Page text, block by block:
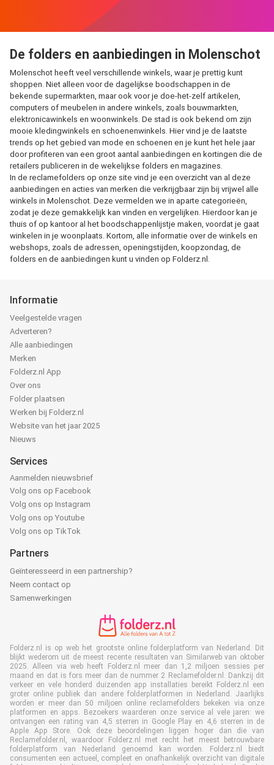
De folders en aanbiedingen in Molenschot
Molenschot heeft veel verschillende winkels, waar je prettig kunt
shoppen. Niet alleen voor de dagelijkse boodschappen in de
bekende supermarkten, maar ook voor je doe-het-zelf artikelen,
computers of meubelen in andere winkels, zoals bouwmarkten,
elektronicawinkels en woonwinkels. De stad is ook bekend om zijn
mooie kledingwinkels en schoenenwinkels. Hier vind je de laatste
trends op het gebied van mode en schoenen en je kunt het hele jaar
door profiteren van een groot aantal aanbiedingen en kortingen die de
retailers publiceren in de wekelijkse folders en magazines.
In de reclamefolders op onze site vind je een overzicht van al deze
aanbiedingen en acties van merken die verkrijgbaar zijn bij vrijwel alle
winkels in Molenschot. Deze vermelden we in aparte categorieën,
zodat je deze gemakkelijk kan vinden en vergelijken. Hierdoor kan je
thuis of op kantoor al het boodschappenlijstje maken, voordat je gaat
winkelen in je woonplaats. Kortom, alle informatie over de winkels en
webshops, zoals de adressen, openingstijden, koopzondag, de
folders en de aanbiedingen kunt u vinden op Folderz.nl.
Informatie
Veelgestelde vragen
Adverteren?
Alle aanbiedingen
Merken
Folderz.nl App
Over ons
Folder plaatsen
Werken bij Folderz.nl
Website van het jaar 2025
Nieuws
Services
Aanmelden nieuwsbrief
Volg ons op Facebook
Volg ons op Instagram
Volg ons op Youtube
Volg ons op TikTok
Partners
Geïnteresseerd in een partnership?
Neem contact op
Samenwerkingen
Folderz.nl is op web het grootste online folderplatform van Nederland. Dit
blijkt wederom uit de meest recente resultaten van Similarweb van oktober
2025. Alleen via web heeft Folderz.nl meer dan 1,2 miljoen sessies per
maand en dat is fors meer dan de nummer 2 Reclamefolder.nl. Dankzij dit
verkeer en vele honderd duizenden app installaties bereikt Folderz.nl een
groter online publiek dan andere folderplatformen in Nederland. Jaarlijks
worden er meer dan 50 miljoen online reclamefolders bekeken via onze
platformen en apps. Bezoekers waarderen onze service al vele jaren: we
ontvangen een rating van 4,5 sterren in Google Play en 4,6 sterren in de
Apple App Store. Ook deze beoordelingen liggen hoger dan die van
Reclamefolder.nl, waardoor Folderz.nl met recht het meest betrouwbare
folderplatform van Nederland genoemd kan worden. Folderz.nl biedt
consumenten een actueel, compleet en onafhankelijk overzicht van digitale